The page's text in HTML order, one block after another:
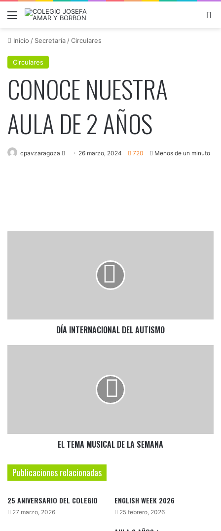
Menú
Inicio / Secretaría /Circulares
Circulares
CONOCE NUESTRA
AULA DE 2 AÑOS
cpavzaragoza
Send 26 marzo, 2024 720 Menos de un minuto
DÍA INTERNACIONAL DEL AUTISMO
EL TEMA MUSICAL DE LA SEMANA
Publicaciones relacionadas
25 ANIVERSARIO DEL COLEGIO
27 marzo, 2026
ENGLISH WEEK 2026
25 febrero, 2026